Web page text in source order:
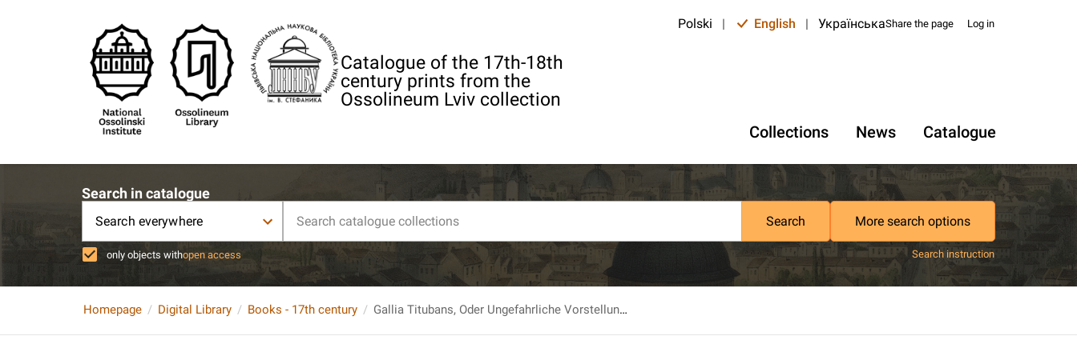
Catalogue of the 17th-18th
century prints from the
Ossolineum Lviv collection
Polski | English | УкраїнськаShare the page Log in
Collections News Catalogue
Search in catalogue
Search everywhere Search More search options
only objects withopen access Search instruction
Homepage Digital Library Books - 17th century Gallia Titubans, Oder Ungefahrliche Vorstellung, Wie weit dermalen die Cron Franckreich von Ihrer bissherig-gehabter Reputation, so wol der Klugheit als des Wolstands abgefallen, und aus was vor Moralisch- und Politischen Ursachen zu hoffen, dass Ihr Terminus fatalis vor der Thur seye.